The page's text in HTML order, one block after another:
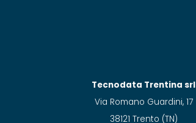
Tecnodata Trentina srl
Via Romano Guardini, 17
38121 Trento (TN)